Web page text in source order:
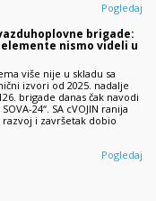
Pogledaj
brigade:
nismo videli u
više nije u skladu sa
izvori od 2025. nadalje
brigade danas čak navodi
24“. SA cVOJIN ranija
i završetak dobio
Pogledaj